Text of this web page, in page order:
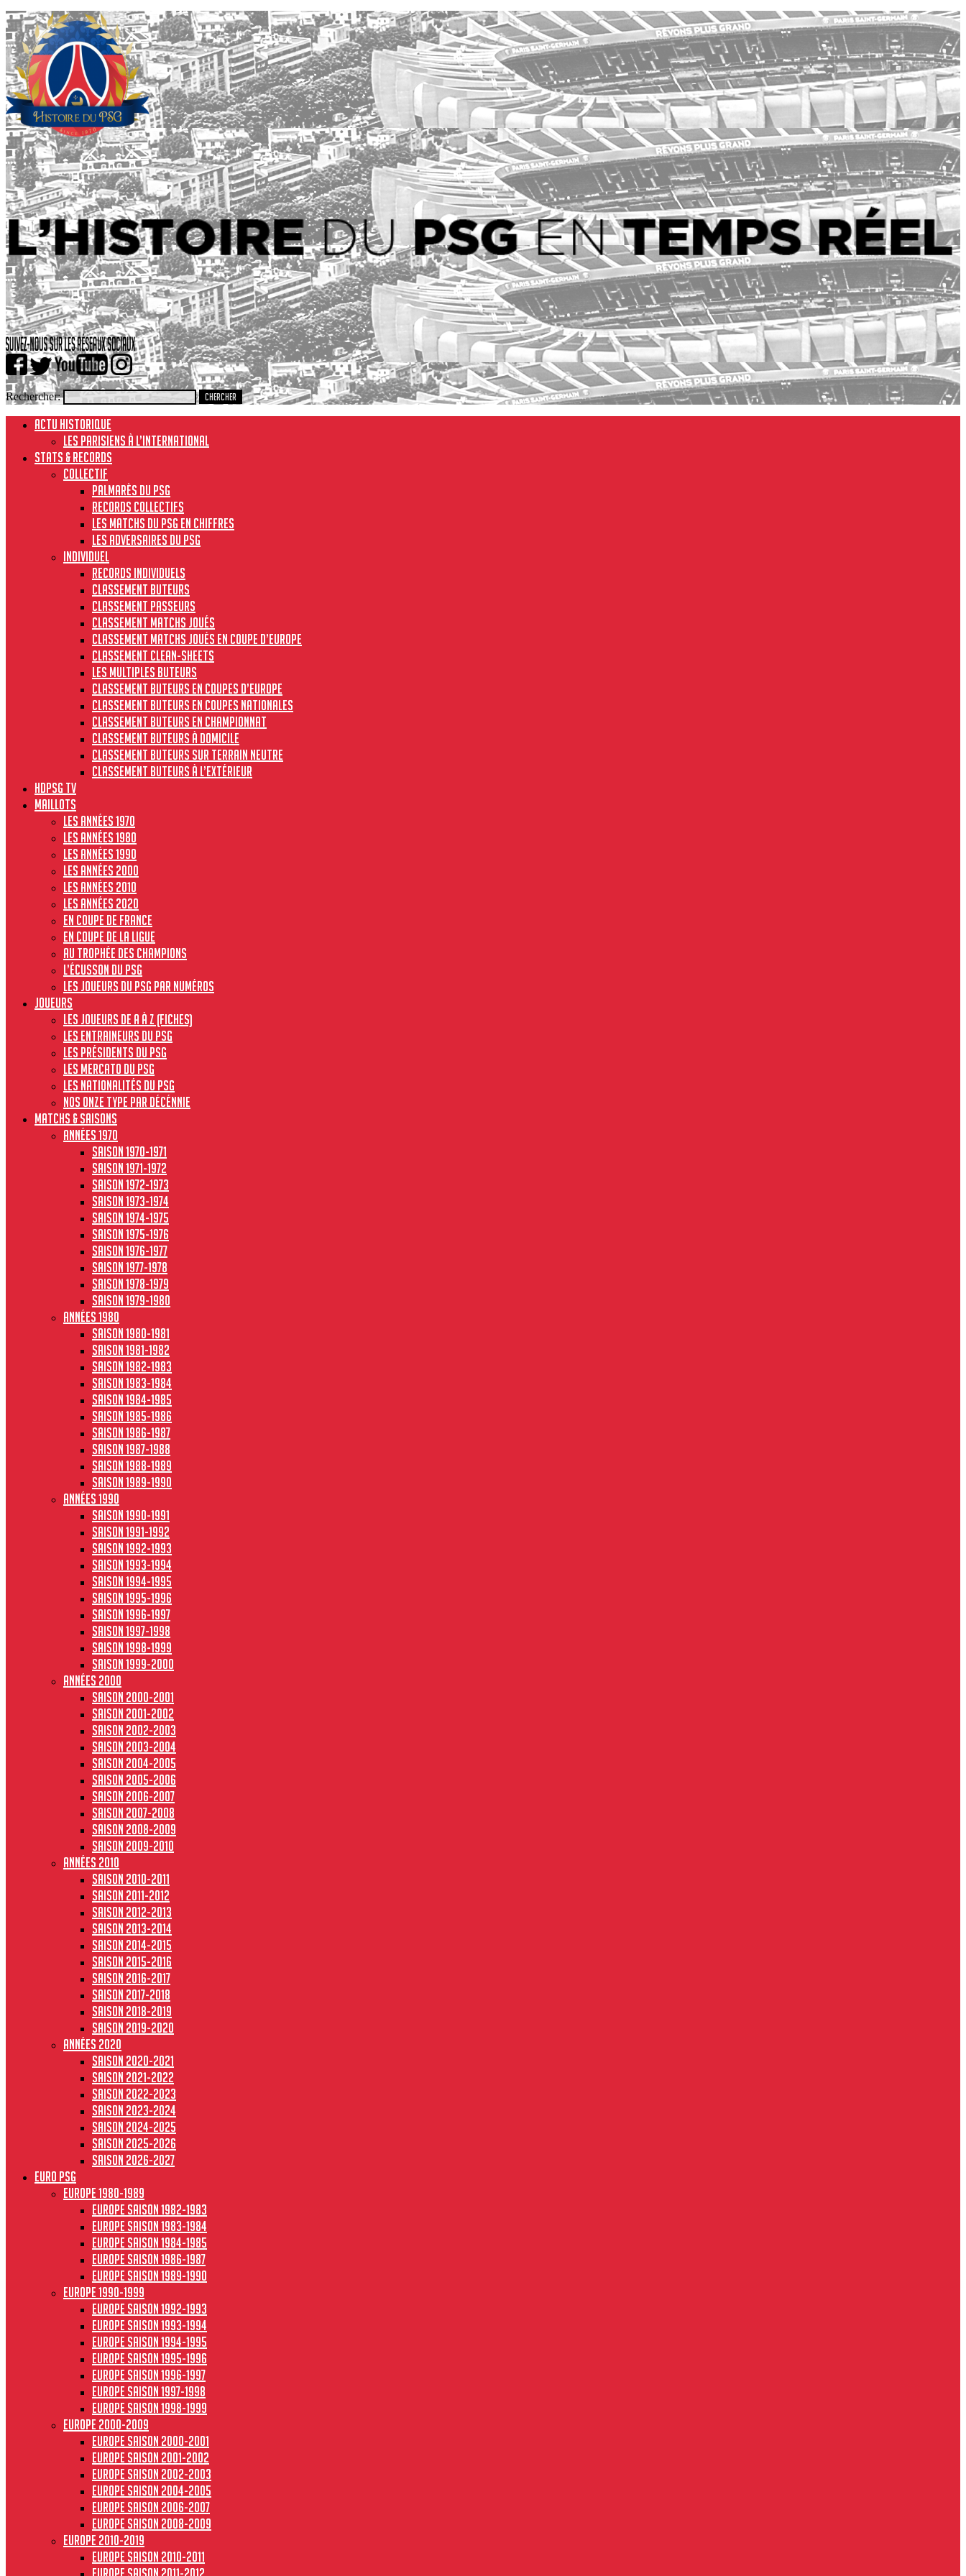
Rechercher:
ACTU HISTORIQUE
Les Parisiens à l’international
STATS & RECORDS
Collectif
Palmarès du PSG
Records collectifs
Les matchs du PSG en chiffres
Les adversaires du PSG
Individuel
Records individuels
Classement buteurs
Classement passeurs
Classement matchs joués
Classement matchs joués en Coupe d’Europe
Classement clean-sheets
Les multiples buteurs
Classement buteurs en coupes d’Europe
Classement buteurs en coupes nationales
Classement buteurs en championnat
Classement buteurs à domicile
Classement buteurs sur terrain neutre
Classement buteurs à l’extérieur
HdPSG TV
MAILLOTS
Les années 1970
Les années 1980
Les années 1990
Les années 2000
Les années 2010
Les années 2020
En Coupe de France
En Coupe de la Ligue
Au Trophée des Champions
L’écusson du PSG
Les joueurs du PSG par numéros
JOUEURS
Les joueurs de A à Z (fiches)
Les entraineurs du PSG
Les présidents du PSG
Les Mercato du PSG
Les nationalités du PSG
Nos onze type par décénnie
MATCHS & SAISONS
Années 1970
Saison 1970-1971
Saison 1971-1972
Saison 1972-1973
Saison 1973-1974
Saison 1974-1975
Saison 1975-1976
Saison 1976-1977
Saison 1977-1978
Saison 1978-1979
Saison 1979-1980
Années 1980
Saison 1980-1981
Saison 1981-1982
Saison 1982-1983
Saison 1983-1984
Saison 1984-1985
Saison 1985-1986
Saison 1986-1987
Saison 1987-1988
Saison 1988-1989
Saison 1989-1990
Années 1990
Saison 1990-1991
Saison 1991-1992
Saison 1992-1993
Saison 1993-1994
Saison 1994-1995
Saison 1995-1996
Saison 1996-1997
Saison 1997-1998
Saison 1998-1999
Saison 1999-2000
Années 2000
Saison 2000-2001
Saison 2001-2002
Saison 2002-2003
Saison 2003-2004
Saison 2004-2005
Saison 2005-2006
Saison 2006-2007
Saison 2007-2008
Saison 2008-2009
Saison 2009-2010
Années 2010
Saison 2010-2011
Saison 2011-2012
Saison 2012-2013
Saison 2013-2014
Saison 2014-2015
Saison 2015-2016
Saison 2016-2017
Saison 2017-2018
Saison 2018-2019
Saison 2019-2020
Années 2020
Saison 2020-2021
Saison 2021-2022
Saison 2022-2023
Saison 2023-2024
Saison 2024-2025
Saison 2025-2026
Saison 2026-2027
Euro PSG
Europe 1980-1989
Europe saison 1982-1983
Europe Saison 1983-1984
Europe saison 1984-1985
Europe saison 1986-1987
Europe saison 1989-1990
Europe 1990-1999
Europe saison 1992-1993
Europe saison 1993-1994
Europe saison 1994-1995
Europe saison 1995-1996
Europe saison 1996-1997
Europe Saison 1997-1998
Europe saison 1998-1999
Europe 2000-2009
Europe saison 2000-2001
Europe saison 2001-2002
Europe saison 2002-2003
Europe saison 2004-2005
Europe saison 2006-2007
Europe saison 2008-2009
Europe 2010-2019
Europe saison 2010-2011